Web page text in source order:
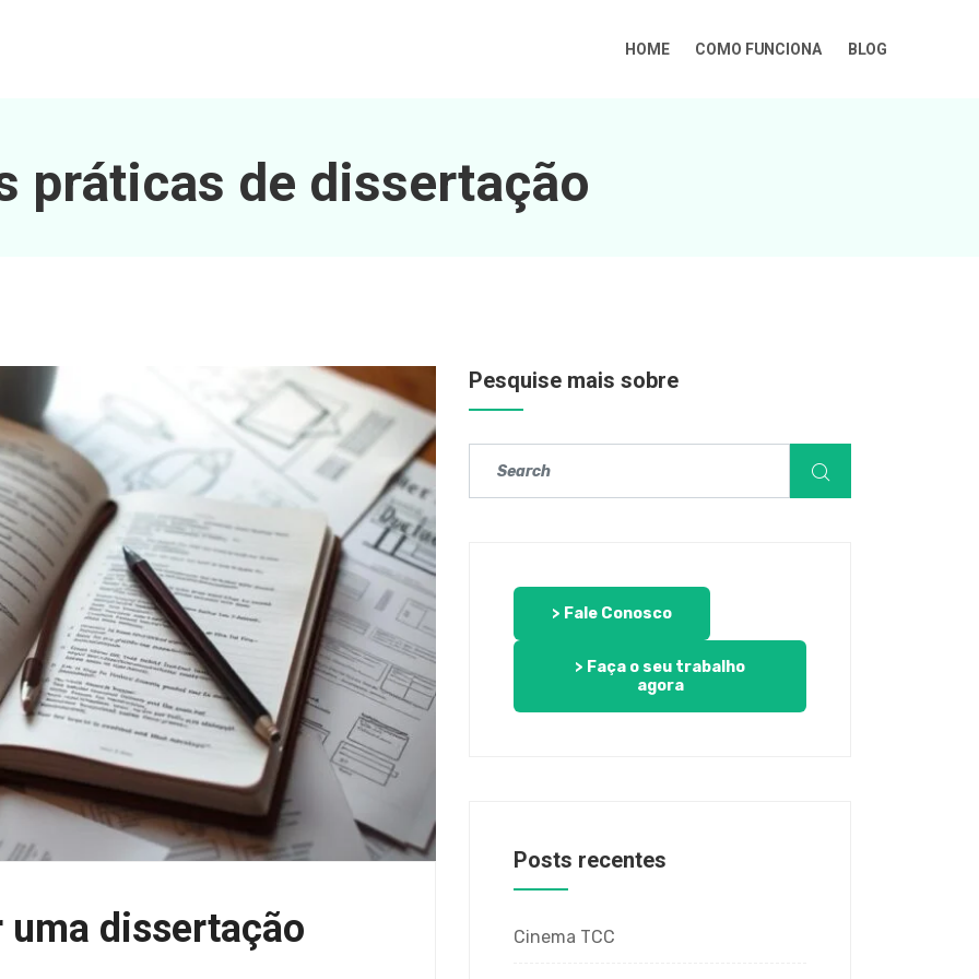
HOME COMO FUNCIONA BLOG
práticas de dissertação
uma dissertação
Pesquise mais sobre
> Fale Conosco
> Faça o seu trabalho
agora
Posts recentes
Cinema TCC